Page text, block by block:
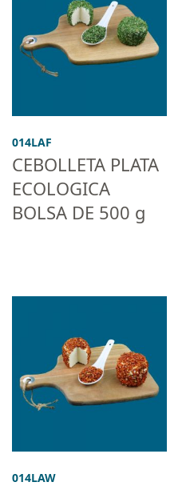
014LAF
CEBOLLETA PLATA
ECOLOGICA
BOLSA DE 500 g
014LAW